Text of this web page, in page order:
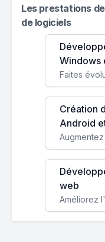
Les prestations
de logiciels
Windows
Création
Android
web